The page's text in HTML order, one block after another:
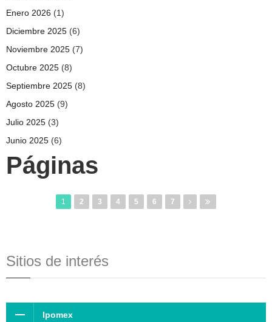
Enero 2026 (1)
Diciembre 2025 (6)
Noviembre 2025 (7)
Octubre 2025 (8)
Septiembre 2025 (8)
Agosto 2025 (9)
Julio 2025 (3)
Junio 2025 (6)
Páginas
1 2 3 4 5 6 7
Sitios de interés
Ipomex